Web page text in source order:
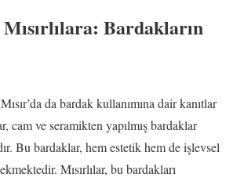
Bardakların
da bardak kullanımına dair kanıtlar
cam ve seramikten yapılmış bardaklar
Bu bardaklar, hem estetik hem de işlevsel
Mısırlılar, bu bardakları